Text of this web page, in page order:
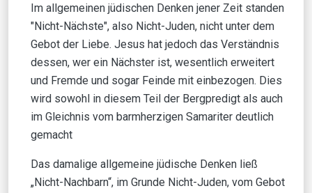
Im allgemeinen jüdischen Denken jener Zeit standen
"Nicht-Nächste", also Nicht-Juden, nicht unter dem
Gebot der Liebe. Jesus hat jedoch das Verständnis
dessen, wer ein Nächster ist, wesentlich erweitert
und Fremde und sogar Feinde mit einbezogen. Dies
wird sowohl in diesem Teil der Bergpredigt als auch
im Gleichnis vom barmherzigen Samariter deutlich
gemacht
Das damalige allgemeine jüdische Denken ließ
„Nicht-Nachbarn“, im Grunde Nicht-Juden, vom Gebot